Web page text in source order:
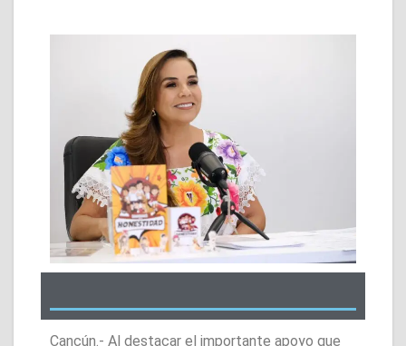
Cancún.- Al destacar el importante apoyo que